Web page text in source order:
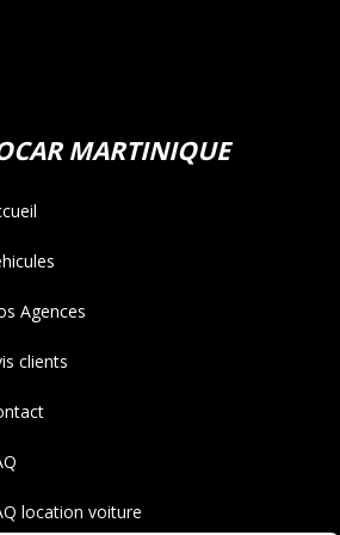
MARTINIQUE
Agences
clients
location voiture